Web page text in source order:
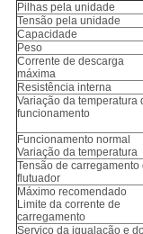
Pilhas pela unidade
Tensão pela unidade
Capacidade
Peso
Corrente de descarga
máxima
Resistência interna
Variação da temperatura
funcionamento
Funcionamento normal
Variação da temperatura
Tensão de carregamento
flutuador
Máximo recomendado
Limite da corrente de
carregamento
Serviço da igualação e